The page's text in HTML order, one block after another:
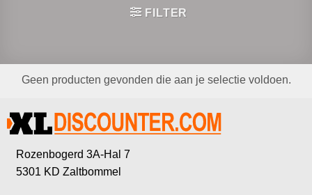
FILTER
Geen producten gevonden die aan je selectie voldoen.
Rozenbogerd 3A-Hal 7
5301 KD Zaltbommel